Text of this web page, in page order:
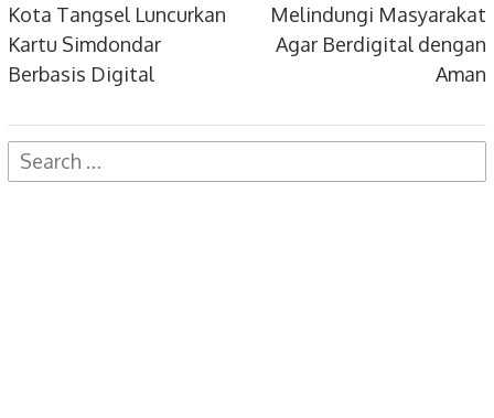
Kota Tangsel Luncurkan
Kartu Simdondar
Berbasis Digital
Melindungi Masyarakat
Agar Berdigital dengan
Aman
Search
for: